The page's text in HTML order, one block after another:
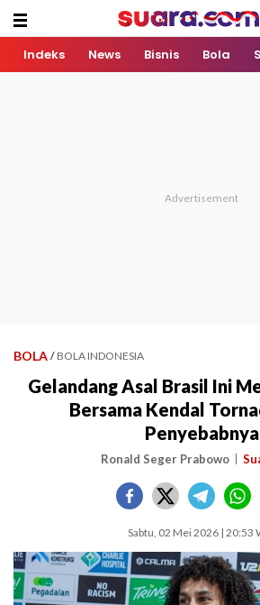
Indeks News Bisnis Bola
BOLA / BOLA INDONESIA
Gelandang Asal Brasil Ini
Bersama Kendal
Penyebabnya
Ronald Seger Prabowo
Sabtu, 02 Mei 2026 | 20:53